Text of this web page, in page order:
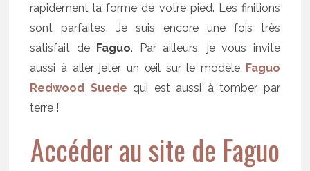
rapidement la forme de votre pied. Les finitions
sont parfaites. Je suis encore une fois très
satisfait de Faguo. Par ailleurs, je vous invite
aussi à aller jeter un œil sur le modèle Faguo
Redwood Suede qui est aussi à tomber par
terre !
Accéder au site de Faguo